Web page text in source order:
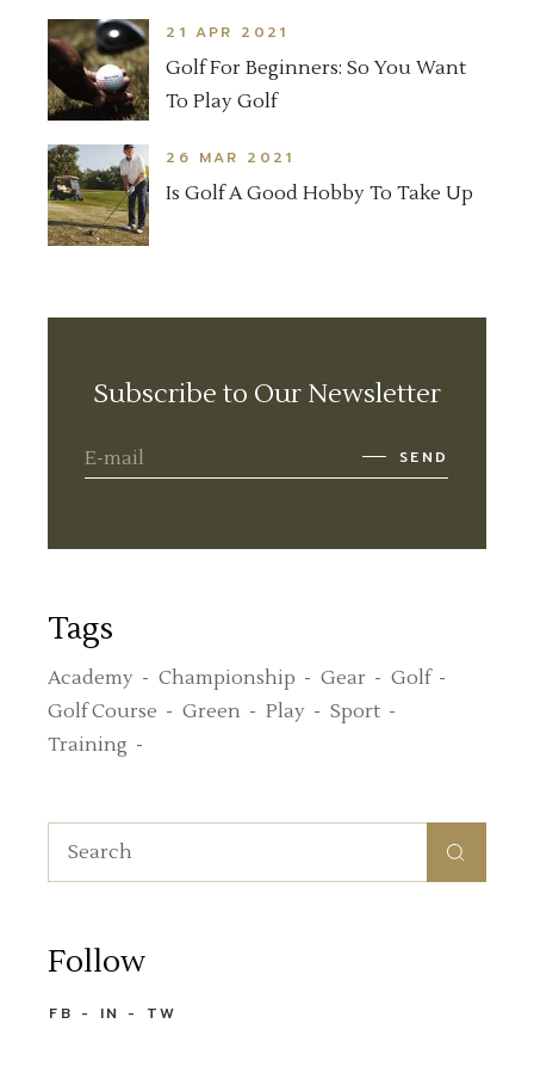
21 APR 2021
Golf For Beginners: So You Want
To Play Golf
26 MAR 2021
Is Golf A Good Hobby To Take Up
Subscribe to Our Newsletter
SEND
Tags
Academy Championship Gear
Golf
Golf Course
Green Play
Sport
Training
Follow
FB IN TW